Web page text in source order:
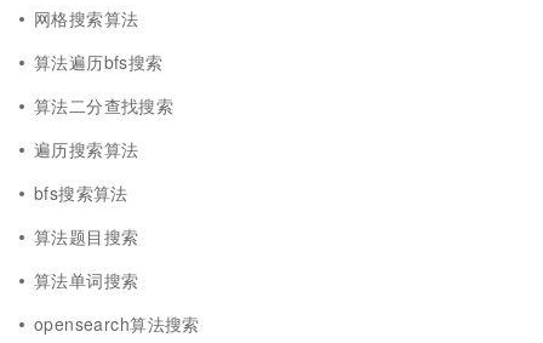
网格搜索算法
算法遍历bfs搜索
算法二分查找搜索
遍历搜索算法
bfs搜索算法
算法题目搜索
算法单词搜索
opensearch算法搜索